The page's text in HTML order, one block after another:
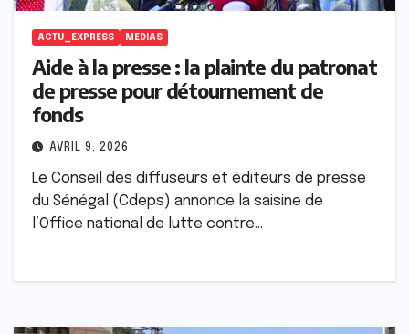
ACTU_EXPRESS MEDIAS
Aide à la presse : la plainte du patronat
de presse pour détournement de
fonds
AVRIL 9, 2026
Le Conseil des diffuseurs et éditeurs de presse
du Sénégal (Cdeps) annonce la saisine de
l’Office national de lutte contre…